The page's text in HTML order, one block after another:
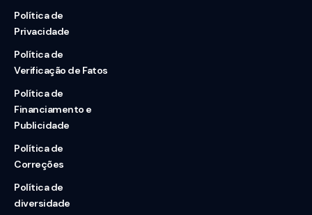
Política de
Privacidade
Política de
Verificação de Fatos
Política de
Financiamento e
Publicidade
Política de
Correções
Política de
diversidade